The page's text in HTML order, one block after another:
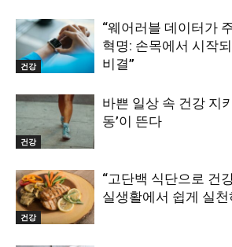
건강
“웨어러블 데이터가
혁명: 손목에서 시작
비결”
건강
바쁜 일상 속 건강 지
동’이 뜬다
건강
“고단백 식단으로 건
실생활에서 쉽게 실천